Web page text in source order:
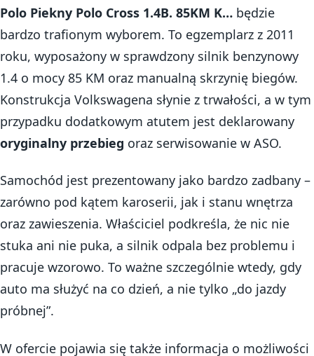
Polo Piekny Polo Cross 1.4B. 85KM K… będzie
bardzo trafionym wyborem. To egzemplarz z 2011
roku, wyposażony w sprawdzony silnik benzynowy
1.4 o mocy 85 KM oraz manualną skrzynię biegów.
Konstrukcja Volkswagena słynie z trwałości, a w tym
przypadku dodatkowym atutem jest deklarowany
oryginalny przebieg oraz serwisowanie w ASO.
Samochód jest prezentowany jako bardzo zadbany –
zarówno pod kątem karoserii, jak i stanu wnętrza
oraz zawieszenia. Właściciel podkreśla, że nic nie
stuka ani nie puka, a silnik odpala bez problemu i
pracuje wzorowo. To ważne szczególnie wtedy, gdy
auto ma służyć na co dzień, a nie tylko „do jazdy
próbnej”.
W ofercie pojawia się także informacja o możliwości